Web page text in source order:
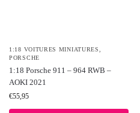
1:18 VOITURES MINIATURES
PORSCHE
1:18 Porsche 911 – 964 RWB –
AOKI 2021
€55,95